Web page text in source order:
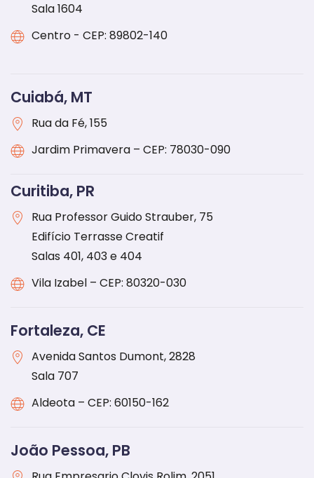
Sala 1604
Centro - CEP: 89802-140
Cuiabá, MT
Rua da Fé, 155
Jardim Primavera – CEP: 78030-090
Curitiba, PR
Rua Professor Guido Strauber, 75
Edifício Terrasse Creatif
Salas 401, 403 e 404
Vila Izabel – CEP: 80320-030
Fortaleza, CE
Avenida Santos Dumont, 2828
Sala 707
Aldeota – CEP: 60150-162
João Pessoa, PB